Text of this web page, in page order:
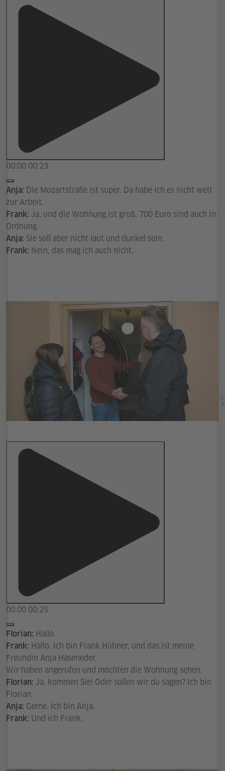
00:00 00:23
Anja: Die Mozartstraße ist super. Da habe ich es nicht weit
zur Arbeit.
Frank: Ja, und die Wohnung ist groß. 700 Euro sind auch in
Ordnung.
Anja: Sie soll aber nicht laut und dunkel sein.
Frank: Nein, das mag ich auch nicht.
00:00 00:25
Florian: Hallo.
Frank: Hallo. Ich bin Frank Hübner, und das ist meine
Freundin Anja Haseneder.
Wir haben angerufen und möchten die Wohnung sehen.
Florian: Ja, kommen Sie! Oder sollen wir du sagen? Ich bin
Florian.
Anja: Gerne. Ich bin Anja.
Frank: Und ich Frank.